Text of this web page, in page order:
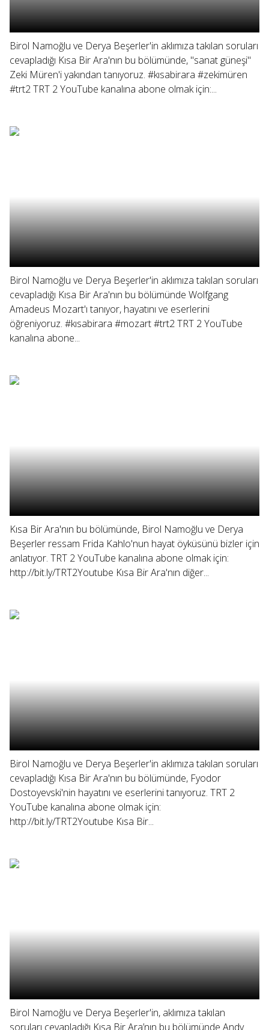
Birol Namoğlu ve Derya Beşerler'in aklımıza takılan soruları
cevapladığı Kısa Bir Ara'nın bu bölümünde, "sanat güneşi"
Zeki Müren'i yakından tanıyoruz. #kısabirara #zekimüren
#trt2 TRT 2 YouTube kanalına abone olmak için:...
Birol Namoğlu ve Derya Beşerler'in aklımıza takılan soruları
cevapladığı Kısa Bir Ara'nın bu bölümünde Wolfgang
Amadeus Mozart'ı tanıyor, hayatını ve eserlerini
öğreniyoruz. #kısabirara #mozart #trt2 TRT 2 YouTube
kanalına abone...
Kısa Bir Ara'nın bu bölümünde, Birol Namoğlu ve Derya
Beşerler ressam Frida Kahlo'nun hayat öyküsünü bizler için
anlatıyor. TRT 2 YouTube kanalına abone olmak için:
http://bit.ly/TRT2Youtube Kısa Bir Ara'nın diğer...
Birol Namoğlu ve Derya Beşerler'in aklımıza takılan soruları
cevapladığı Kısa Bir Ara'nın bu bölümünde, Fyodor
Dostoyevski'nin hayatını ve eserlerini tanıyoruz. TRT 2
YouTube kanalına abone olmak için:
http://bit.ly/TRT2Youtube Kısa Bir...
Birol Namoğlu ve Derya Beşerler'in, aklımıza takılan
soruları cevapladığı Kısa Bir Ara’nın bu bölümünde Andy